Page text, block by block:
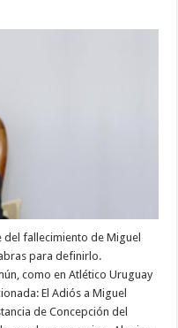
del fallecimiento de Miguel
para definirlo.
como en Atlético Uruguay
El Adiós a Miguel
de Concepción del